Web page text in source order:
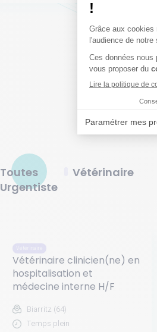
Toutes Vétérinaire
Urgentiste
Vétérinaire clinicien(ne) en
hospitalisation et
médecine interne H/F
Biarritz (64)
Temps plein